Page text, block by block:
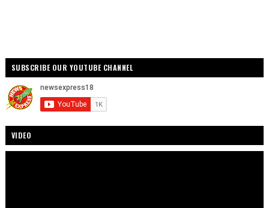
SUBSCRIBE OUR YOUTUBE CHANNEL
VIDEO